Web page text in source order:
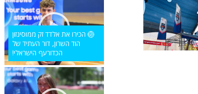
🏐 הכירו את אלדד זק ממוסינזון
הוד השרון, דור העתיד של
הכדורעף הישראלי!